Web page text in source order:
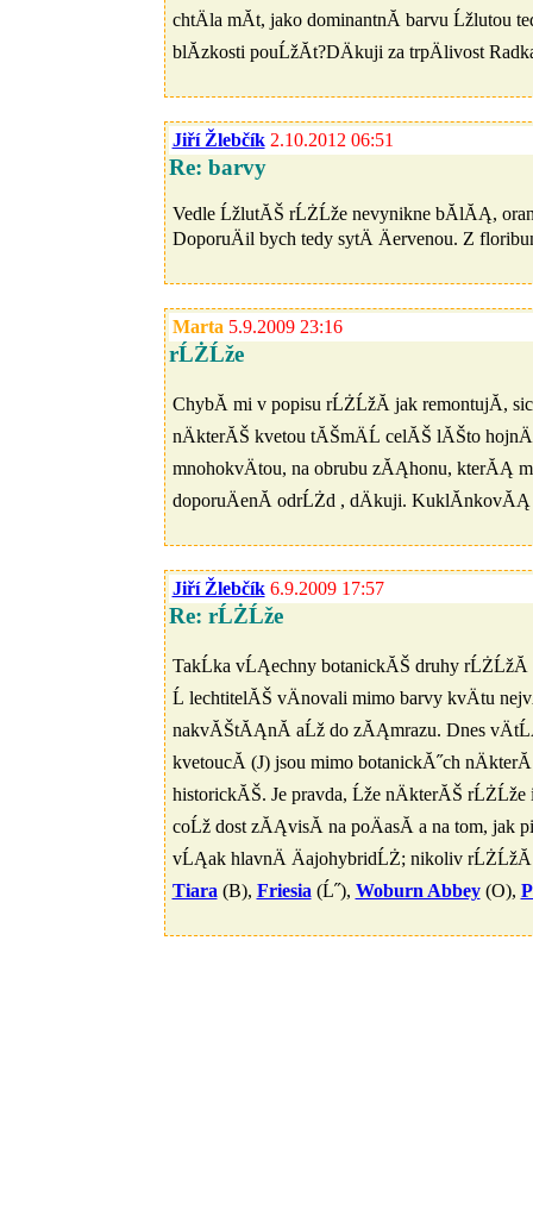
chtÄla mĂ­t, jako dominantnĂ­ barvu Ĺžlutou
blĂ­zkosti pouĹžĂ­t?DÄkuji za trpÄlivost
Jiří Žlebčík 2.10.2012 06:51
Re: barvy
Vedle ĹžlutĂŠ rĹŻĹže nevynikne bĂ­lĂĄ,
DoporuÄil bych tedy sytÄ Äervenou. Z
Marta 5.9.2009 23:16
rĹŻĹže
ChybĂ­ mi v popisu rĹŻĹžĂ­ jak remontujĂ­,
nÄkterĂŠ kvetou tĂŠmÄĹ celĂŠ lĂŠto
mnohokvÄtou, na obrubu zĂĄhonu, kterĂĄ
doporuÄenĂ­ odrĹŻd , dÄkuji. KuklĂ­nkovĂĄ
Jiří Žlebčík 6.9.2009 17:57
Re: rĹŻĹže
TakĹka vĹĄechny botanickĂŠ druhy
Ĺ lechtitelĂŠ vÄnovali mimo barvy kvÄtu
nakvĂŠtĂĄnĂ­ aĹž do zĂĄmrazu. Dnes
kvetoucĂ­ (J) jsou mimo botanickĂ˝ch
historickĂŠ. Je pravda, Ĺže nÄkterĂŠ
coĹž dost zĂĄvisĂ­ na poÄasĂ­ a na tom, jak
vĹĄak hlavnÄ ÄajohybridĹŻ; nikoliv
Tiara(B), Friesia(Ĺ˝), Woburn Abbey(O),